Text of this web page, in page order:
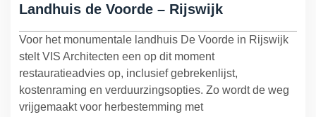
Landhuis de Voorde – Rijswijk
Voor het monumentale landhuis De Voorde in Rijswijk
stelt VIS Architecten een op dit moment
restauratieadvies op, inclusief gebrekenlijst,
kostenraming en verduurzingsopties. Zo wordt de weg
vrijgemaakt voor herbestemming met